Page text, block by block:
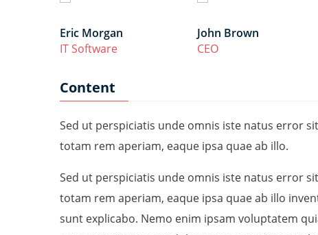
Eric Morgan
IT Software
John Brown
CEO
Content
Sed ut perspiciatis unde omnis iste natus error
totam rem aperiam, eaque ipsa quae ab illo.
Sed ut perspiciatis unde omnis iste natus error
totam rem aperiam, eaque ipsa quae ab illo
sunt explicabo. Nemo enim ipsam voluptatem